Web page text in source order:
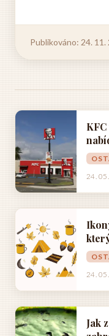
Publikováno: 24. 11.
24.
24.
Jak